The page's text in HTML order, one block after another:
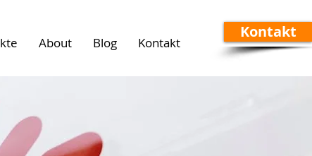
Kontakt
About Blog Kontakt